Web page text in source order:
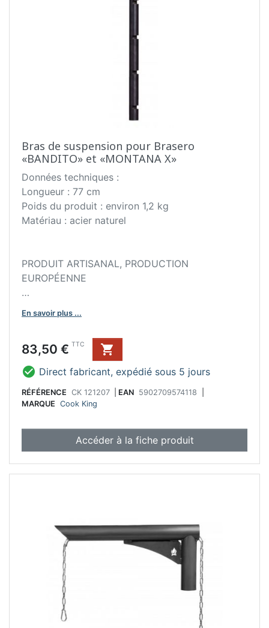
Bras de suspension pour Brasero
«BANDITO» et «MONTANA X»
Données techniques :
Longueur : 77 cm
Poids du produit : environ 1,2 kg
Matériau : acier naturel
PRODUIT ARTISANAL, PRODUCTION
EUROPÉENNE
Description du produit :
Le mât présenté est un élément accessoire pour
les foyers BANDITO et MONTANA X. En
revanche, il est indispensable pour pouvoir
utiliser un gril, une poêle ou une plaque de
cuisson. Sa construction simple permet de le
fixer à toute hauteur.
En savoir plus ...
Prix
83,50 € TTC

 Direct fabricant, expédié sous 5 jours
RÉFÉRENCE CK 121207 EAN 5902709574118
MARQUE Cook King
Accéder à la fiche produit